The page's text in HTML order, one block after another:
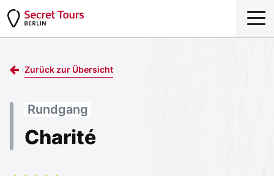
Zurück zur Übersicht
Rundgang
Charité